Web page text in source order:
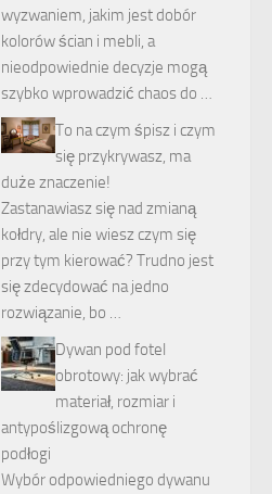
wyzwaniem, jakim jest dobór
kolorów ścian i mebli, a
nieodpowiednie decyzje mogą
szybko wprowadzić chaos do …
To na czym śpisz i czym
się przykrywasz, ma
duże znaczenie!
Zastanawiasz się nad zmianą
kołdry, ale nie wiesz czym się
przy tym kierować? Trudno jest
się zdecydować na jedno
rozwiązanie, bo …
Dywan pod fotel
obrotowy: jak wybrać
materiał, rozmiar i
antypoślizgową ochronę
podłogi
Wybór odpowiedniego dywanu